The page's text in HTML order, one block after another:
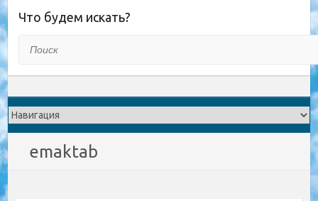
Что будем искать?
emaktab